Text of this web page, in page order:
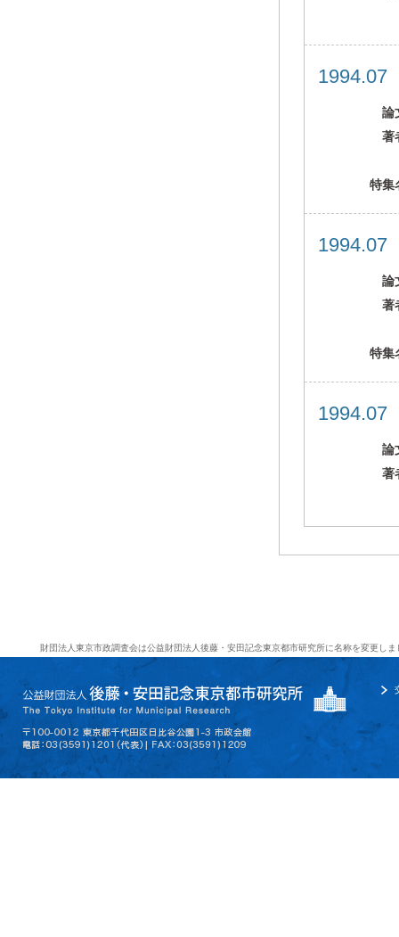
論
著
特集
論
著
特集
論
著
財団法人東京市政調査会は公益財団法人後藤・安田記念東京都市研究所に名称を変更しま